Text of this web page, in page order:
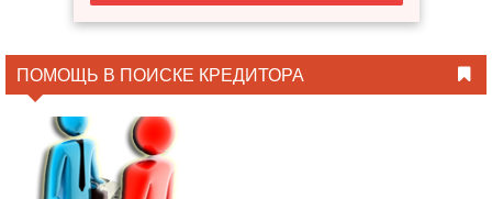
ПОМОЩЬ В ПОИСКЕ КРЕДИТОРА